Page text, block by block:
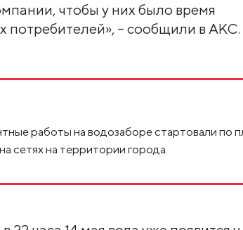
чтобы у них было время
потребителей», – сообщили в АКС.
работы на водозаборе стартовали по
сетях на территории города.